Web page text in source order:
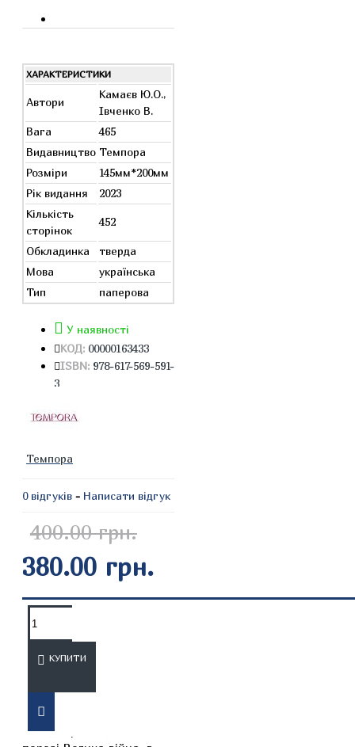
ХАРАКТЕРИСТИКИ
Автори
Камаєв Ю.О.,
Івченко В.
Вага
465
Видавництво Темпора
Розміри
145мм*200мм
Рік видання
2023
Кількість
сторінок
452
Обкладинка
тверда
Мова
українська
Тип
паперова
У наявності
КОД: 00000163433
ISBN: 978-617-569-591-
3
Темпора
0 відгуків - Написати відгук
400.00 грн.
380.00 грн.
КУПИТИ
ОПИС
Улітку 1914 року світ ще
не підозрює, що на